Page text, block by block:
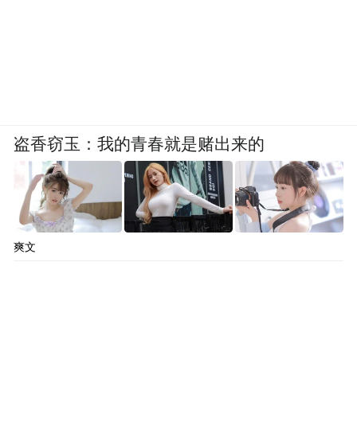
盗香窃玉：我的青春就是赌出来的
爽文